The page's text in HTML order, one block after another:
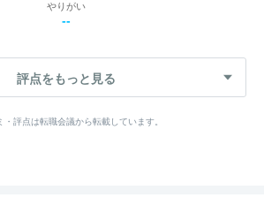
やりがい
--
評点をもっと見る
・評点は転職会議から転載しています。